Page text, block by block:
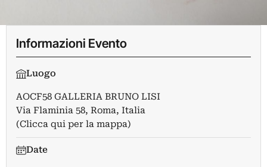
Informazioni Evento
Luogo
AOCF58 GALLERIA BRUNO LISI
Via Flaminia 58, Roma, Italia
(Clicca qui per la mappa)
Date